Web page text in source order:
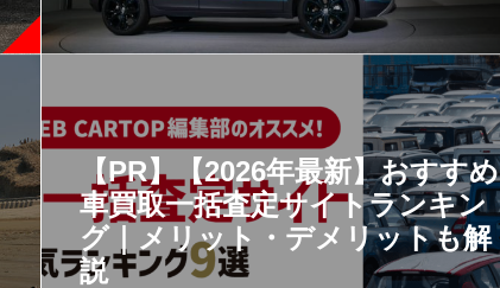
【PR】【2026年最新】おすすめ
車買取一括査定サイトランキン
グ｜メリット・デメリットも解
説